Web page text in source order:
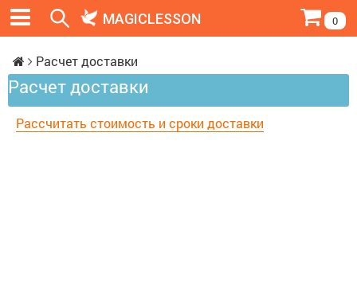
MAGICLESSON 0
Расчет доставки
Расчет доставки
Рассчитать стоимость и сроки доставки